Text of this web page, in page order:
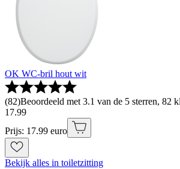
OK WC-bril hout wit
(82)Beoordeeld met 3.1 van de 5 sterren, 82
17.99
Prijs: 17.99 euro
Bekijk alles in toiletzitting